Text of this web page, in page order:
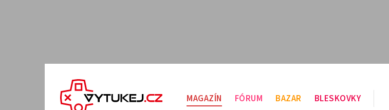
MAGAZÍN FÓRUM BAZAR BLESKOVKY